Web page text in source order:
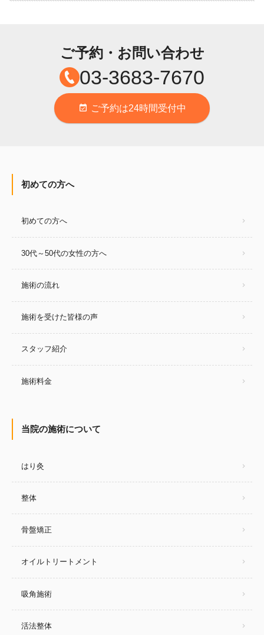
ご予約・お問い合わせ
03-3683-7670
event_available ご予約は24時間受付中
初めての方へ
初めての方へ
30代～50代の女性の方へ
施術の流れ
施術を受けた皆様の声
スタッフ紹介
施術料金
当院の施術について
はり灸
整体
骨盤矯正
オイルトリートメント
吸角施術
活法整体